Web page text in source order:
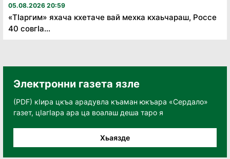
05.08.2026 20:59
«Тӏаргим» яхача кхетаче вай мехка кхаьчараш, Россе
40 совгӏа...
Электронни газета язле
(PDF) кӀира цкъа арадувла къаман юкъара «Сердало»
газет, цӀагӀара ара ца воалаш деша таро я
Хьаязде